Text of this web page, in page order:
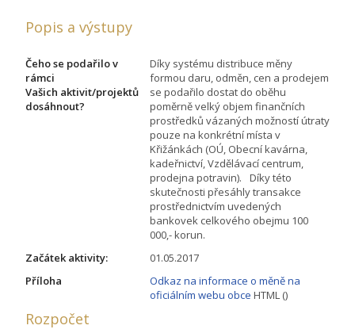
Popis a výstupy
Čeho se podařilo v
rámci
Vašich aktivit/projektů
dosáhnout?
Díky systému distribuce měny
formou daru, odměn, cen a prodejem
se podařilo dostat do oběhu
poměrně velký objem finančních
prostředků vázaných možností útraty
pouze na konkrétní místa v
Křižánkách (OÚ, Obecní kavárna,
kadeřnictví, Vzdělávací centrum,
prodejna potravin). Díky této
skutečnosti přesáhly transakce
prostřednictvím uvedených
bankovek celkového obejmu 100
000,- korun.
Začátek aktivity:
01.05.2017
Příloha
Odkaz na informace o měně na
oficiálním webu obce HTML ()
Rozpočet